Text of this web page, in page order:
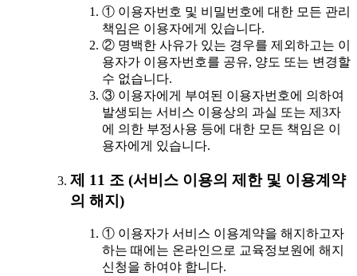
① 이용자번호 및 비밀번호에 대한 모든 관리
책임은 이용자에게 있습니다.
② 명백한 사유가 있는 경우를 제외하고는 이
용자가 이용자번호를 공유, 양도 또는 변경할
수 없습니다.
③ 이용자에게 부여된 이용자번호에 의하여
발생되는 서비스 이용상의 과실 또는 제3자
에 의한 부정사용 등에 대한 모든 책임은 이
용자에게 있습니다.
제 11 조 (서비스 이용의 제한 및 이용계약
의 해지)
① 이용자가 서비스 이용계약을 해지하고자
하는 때에는 온라인으로 교육정보원에 해지
신청을 하여야 합니다.